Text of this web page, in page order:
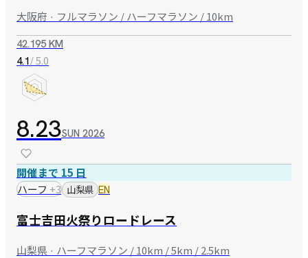
大阪府 · フルマラソン / ハーフマラソン / 10km
42.195 KM
4.1/ 5.0
8.23SUN 2026
開催まで 15 日
ハーフ +3 山梨県 EN
富士吉田火祭りロードレース
山梨県 · ハーフマラソン / 10km / 5km / 2.5km